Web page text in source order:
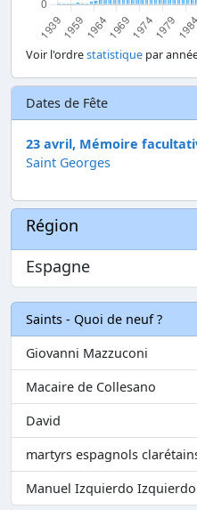
Voir l'ordrestatistique par
Dates de Fête
23 avril, Mémoire
Saint Georges
Région
Espagne
Saints - Quoi de neuf ?
Giovanni Mazzuconi
Macaire de Collesano
David
martyrs espagnols
Manuel Izquierdo